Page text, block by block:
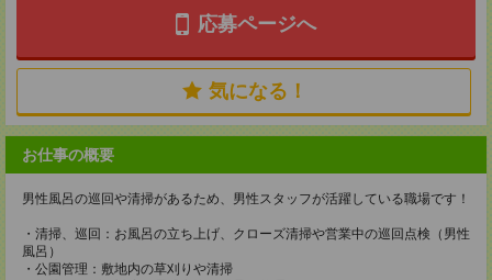
応募ページへ
気になる！
お仕事の概要
男性風呂の巡回や清掃があるため、男性スタッフが活躍している職場です！
・清掃、巡回：お風呂の立ち上げ、クローズ清掃や営業中の巡回点検（男性
風呂）
・公園管理：敷地内の草刈りや清掃